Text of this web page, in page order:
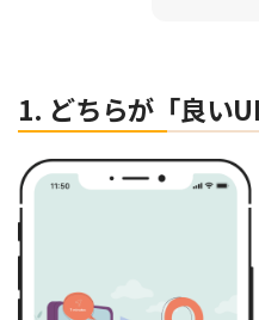
1. どちらが「良い